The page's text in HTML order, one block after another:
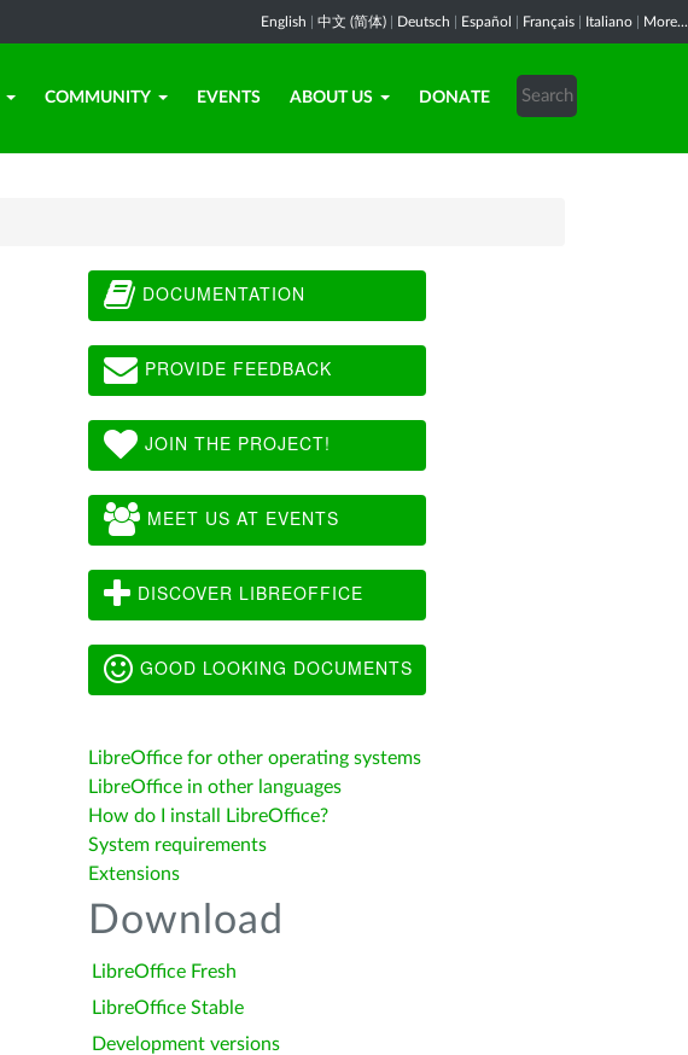
English 中文 (简体) Deutsch Español Français Italiano More...
COMMUNITY EVENTS ABOUT US DONATE
DOCUMENTATION
PROVIDE FEEDBACK
JOIN THE PROJECT!
MEET US AT EVENTS
DISCOVER LIBREOFFICE
GOOD LOOKING DOCUMENTS
LibreOffice for other operating systems
LibreOffice in other languages
How do I install LibreOffice?
System requirements
Extensions
Download
LibreOffice Fresh
LibreOffice Stable
Development versions